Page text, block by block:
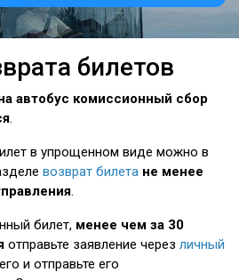
билетов
автобус комиссионный сбор
.
в упрощенном виде можно в
возврат билета не менее
.
билет, менее чем за 30
отправьте заявление через личный
и отправьте его